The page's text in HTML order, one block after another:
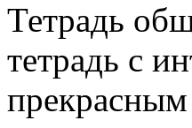
Тетрадь
тетрадь с
прекрасным